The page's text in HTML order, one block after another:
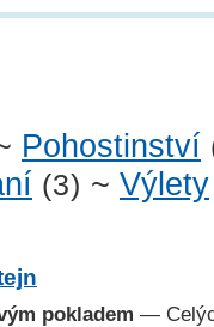
Pohostinství
(3) ~ Výlety
pokladem —